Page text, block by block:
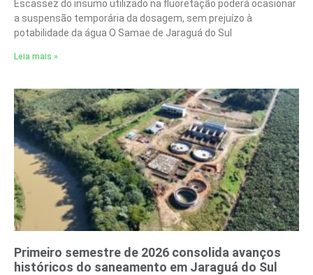
Escassez do insumo utilizado na fluoretação poderá ocasionar
a suspensão temporária da dosagem, sem prejuízo à
potabilidade da água O Samae de Jaraguá do Sul
Leia mais »
Primeiro semestre de 2026 consolida avanços
históricos do saneamento em Jaraguá do Sul